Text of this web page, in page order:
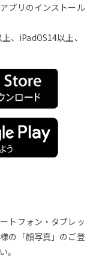
プリのインストール
、iPadOS14以上、
トフォン・タブレッ
の「顔写真」のご登
。